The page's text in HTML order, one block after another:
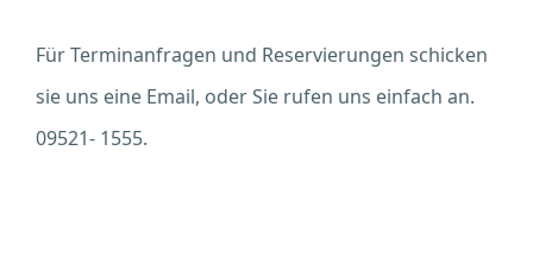
Für Terminanfragen und Reservierungen schicken
sie uns eine Email, oder Sie rufen uns einfach an.
09521- 1555.